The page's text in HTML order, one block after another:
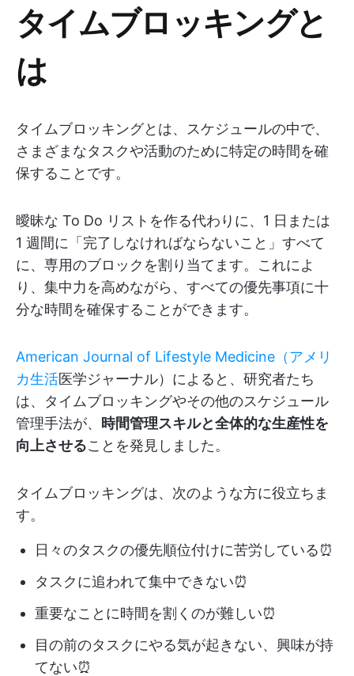
タイムブロッキングと
は
タイムブロッキングとは、スケジュールの中で、
さまざまなタスクや活動のために特定の時間を確
保することです。
曖昧な To Do リストを作る代わりに、1 日または
1 週間に「完了しなければならないこと」すべて
に、専用のブロックを割り当てます。これによ
り、集中力を高めながら、すべての優先事項に十
分な時間を確保することができます。
American Journal of Lifestyle Medicine（アメリ
カ生活医学ジャーナル）によると、研究者たち
は、タイムブロッキングやその他のスケジュール
管理手法が、
時間管理スキルと全体的な生産性を
向上させることを発見しました。
タイムブロッキングは、次のような方に役立ちま
す。
日々のタスクの優先順位付けに苦労している⏰
タスクに追われて集中できない⏰
重要なことに時間を割くのが難しい⏰
目の前のタスクにやる気が起きない、興味が持
てない⏰